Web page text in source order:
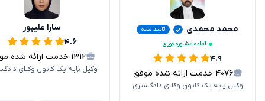
محمد محمدی
تایید شده
آماده مشاوره فوری
۴.۹
۴۰۷۶ خدمت ارائه شده موفق
وکیل پایه یک کانون وکلای دادگستری
سارا علیپور
۴.۶
۱۳۱۲ خدمت ارائه شده موفق
وکیل پایه یک کانون وکلای